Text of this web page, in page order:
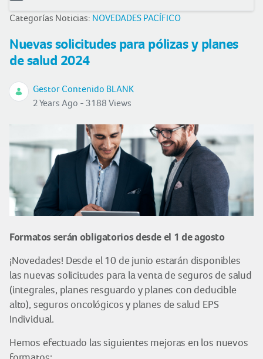
Categorías Noticias: NOVEDADES PACÍFICO
Nuevas solicitudes para pólizas y planes
de salud 2024
Gestor Contenido BLANK
2 Years Ago - 3188 Views
Formatos serán obligatorios desde el 1 de agosto
¡Novedades! Desde el 10 de junio estarán disponibles
las nuevas solicitudes para la venta de seguros de salud
(integrales, planes resguardo y planes con deducible
alto), seguros oncológicos y planes de salud EPS
Individual.
Hemos efectuado las siguientes mejoras en los nuevos